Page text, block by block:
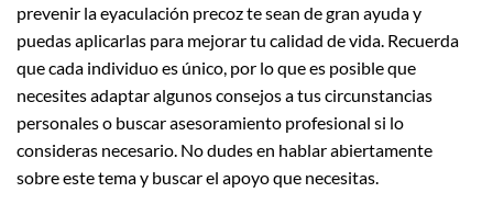
prevenir la eyaculación precoz te sean de gran ayuda y
puedas aplicarlas para mejorar tu calidad de vida. Recuerda
que cada individuo es único, por lo que es posible que
necesites adaptar algunos consejos a tus circunstancias
personales o buscar asesoramiento profesional si lo
consideras necesario. No dudes en hablar abiertamente
sobre este tema y buscar el apoyo que necesitas.